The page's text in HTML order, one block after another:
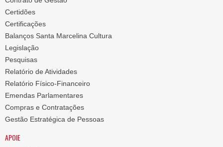
Certidões
Certificações
Balanços Santa Marcelina Cultura
Legislação
Pesquisas
Relatório de Atividades
Relatório Físico-Financeiro
Emendas Parlamentares
Compras e Contratações
Gestão Estratégica de Pessoas
APOIE